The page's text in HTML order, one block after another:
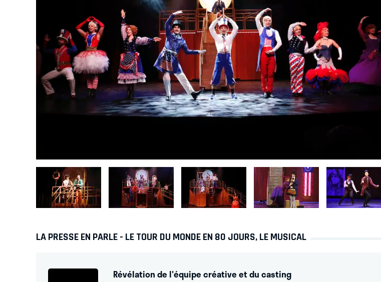
LA PRESSE EN PARLE - LE TOUR DU MONDE EN 80 JOURS, LE MUSICAL
Révélation de l'équipe créative et du casting